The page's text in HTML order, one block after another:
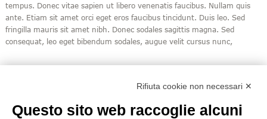
tempus. Donec vitae sapien ut libero venenatis faucibus. Nullam quis
ante. Etiam sit amet orci eget eros faucibus tincidunt. Duis leo. Sed
fringilla mauris sit amet nibh. Donec sodales sagittis magna. Sed
consequat, leo eget bibendum sodales, augue velit cursus nunc,
Rifiuta cookie non necessari ✕
Questo sito web raccoglie alcuni